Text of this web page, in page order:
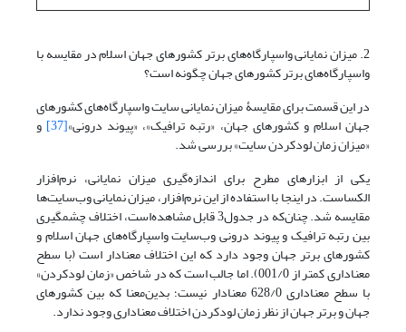
2. میزان نمایانی واسپارگاه‌های برتر کشورهای جهان اسلام در مقایسه با
واسپارگاه‌های برتر کشورهای جهان چگونه است؟
در این قسمت برای مقایسۀ میزان نمایانی سایت واسپارگاه‌های کشورهای
جهان اسلام و کشورهای جهان، «رتبه ترافیک»، «پیوند درونی»[37] و
«میزان زمان لودکردن سایت» بررسی شد.
یکی از ابزارهای مطرح برای اندازه‌گیری میزان نمایانی، نرم‌افزار
الکساست. در اینجا با استفاده از این نرم‌افزار، میزان نمایانی وب‌سایت‌ها
مقایسه شد. چنان‌که در جدول3 قابل مشاهده‌است، اختلاف چشمگیری
بین رتبه ترافیک و پیوند درونی وب‌سایت واسپارگاه‌های جهان اسلام و
کشورهای برتر جهان وجود دارد که این اختلاف معنادار است (با سطح
معناداری کمتر از 001/0). اما جالب است که در شاخص «زمان لودکردن»
با سطح معناداری 628/0 معنا‌دار نیست؛ بدین‌معنا که بین کشورهای
جهان و برتر جهان از نظر زمان لودکردن اختلاف معناداری وجود ندارد.